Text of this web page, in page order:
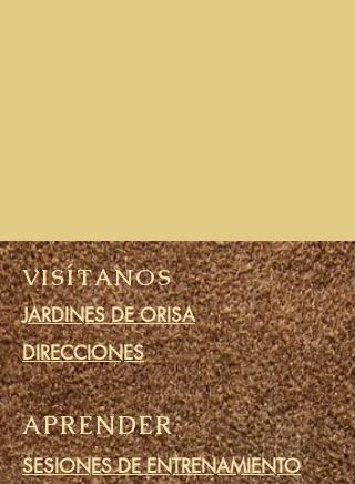
VISÍTANOS
JARDINES DE ORISA
DIRECCIONES
APRENDER
SESIONES DE ENTRENAMIENTO